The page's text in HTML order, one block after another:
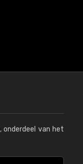
, onderdeel van het